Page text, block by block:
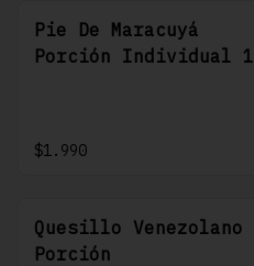
Pie De Maracuyá
Porción Individual 1
$1.990
Quesillo Venezolano
Porción